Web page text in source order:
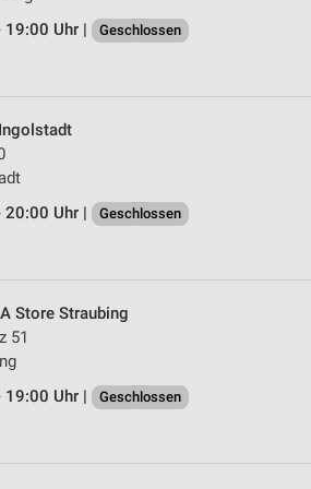
19:00 Uhr |
Geschlossen
20:00 Uhr |
Geschlossen
Store Straubing
51
19:00 Uhr |
Geschlossen